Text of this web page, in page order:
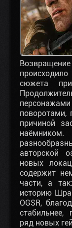
сюжета
поворотами,
причиной
авторской
новых
содержит
части, а
историю
OGSR,
стабильнее,
ряд новых